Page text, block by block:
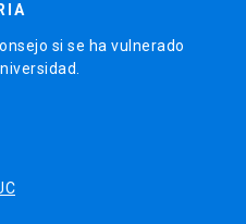
si se ha vulnerado